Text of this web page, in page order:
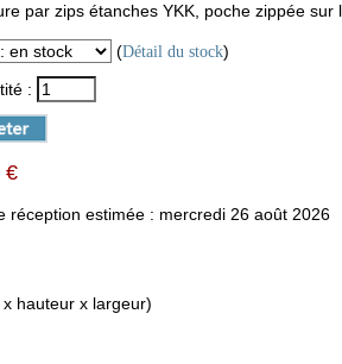
par zips étanches YKK, poche zippée sur
(Détail du stock)
:
€
réception estimée : mercredi 26 août 2026
hauteur x largeur)